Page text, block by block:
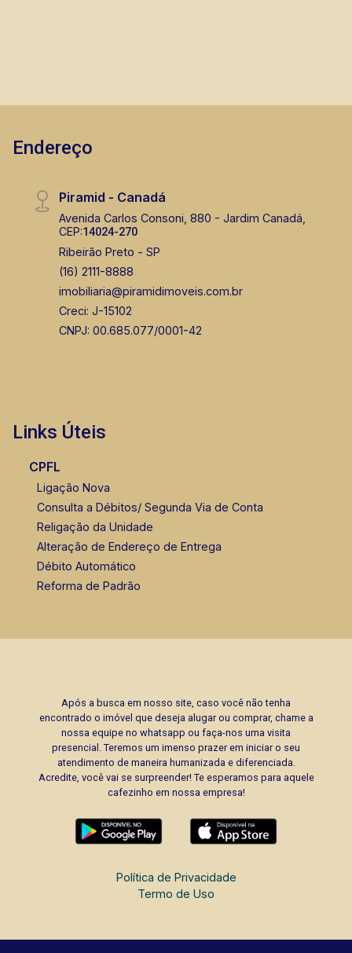
Endereço
Piramid - Canadá
Avenida Carlos Consoni, 880 - Jardim Canadá,
CEP:14024-270
Ribeirão Preto - SP
(16) 2111-8888
imobiliaria@piramidimoveis.com.br
Creci: J-15102
CNPJ: 00.685.077/0001-42
Links Úteis
CPFL
Ligação Nova
Consulta a Débitos/ Segunda Via de Conta
Religação da Unidade
Alteração de Endereço de Entrega
Débito Automático
Reforma de Padrão
Após a busca em nosso site, caso você não tenha
encontrado o imóvel que deseja alugar ou comprar, chame a
nossa equipe no whatsapp ou faça-nos uma visita
presencial. Teremos um imenso prazer em iniciar o seu
atendimento de maneira humanizada e diferenciada.
Acredite, você vai se surpreender! Te esperamos para aquele
cafezinho em nossa empresa!
Política de Privacidade
Termo de Uso